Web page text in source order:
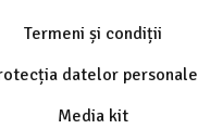
Termeni și condiții
datelor personale
Media kit